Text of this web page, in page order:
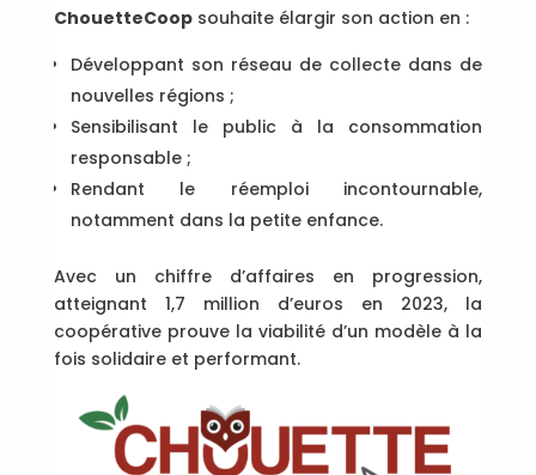
ChouetteCoopsouhaite élargir son action en :
Développant son réseau de collecte dans de
nouvelles régions ;
Sensibilisant le public à la consommation
responsable ;
Rendant le réemploi incontournable,
notamment dans la petite enfance.
Avec un chiffre d’affaires en progression,
atteignant 1,7 million d’euros en 2023, la
coopérative prouve la viabilité d’un modèle à la
fois solidaire et performant.